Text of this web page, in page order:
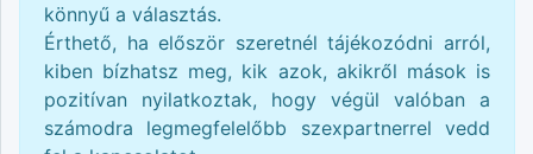
könnyű a választás.
Érthető, ha először szeretnél tájékozódni arról,
kiben bízhatsz meg, kik azok, akikről mások is
pozitívan nyilatkoztak, hogy végül valóban a
számodra legmegfelelőbb szexpartnerrel vedd